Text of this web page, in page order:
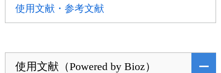
使用文献・参考文献
使用文献（Powered by Bioz）